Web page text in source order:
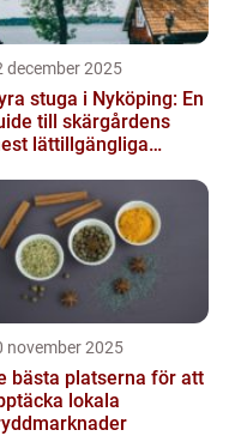
december 2025
stuga i Nyköping: En
till skärgårdens
lättillgängliga
november 2025
bästa platserna för att
lokala